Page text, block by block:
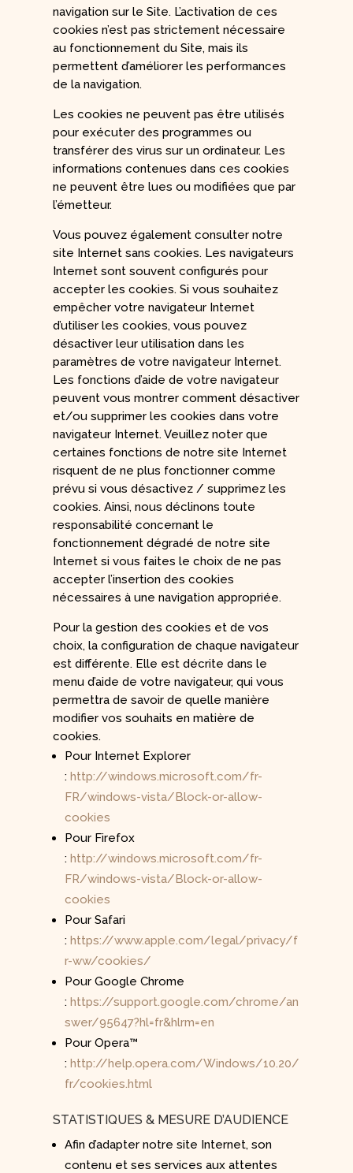
navigation sur le Site. L’activation de ces
cookies n’est pas strictement nécessaire
au fonctionnement du Site, mais ils
permettent d’améliorer les performances
de la navigation.
Les cookies ne peuvent pas être utilisés
pour exécuter des programmes ou
transférer des virus sur un ordinateur. Les
informations contenues dans ces cookies
ne peuvent être lues ou modifiées que par
l’émetteur.
Vous pouvez également consulter notre
site Internet sans cookies. Les navigateurs
Internet sont souvent configurés pour
accepter les cookies. Si vous souhaitez
empêcher votre navigateur Internet
d’utiliser les cookies, vous pouvez
désactiver leur utilisation dans les
paramètres de votre navigateur Internet.
Les fonctions d’aide de votre navigateur
peuvent vous montrer comment désactiver
et/ou supprimer les cookies dans votre
navigateur Internet. Veuillez noter que
certaines fonctions de notre site Internet
risquent de ne plus fonctionner comme
prévu si vous désactivez / supprimez les
cookies. Ainsi, nous déclinons toute
responsabilité concernant le
fonctionnement dégradé de notre site
Internet si vous faites le choix de ne pas
accepter l’insertion des cookies
nécessaires à une navigation appropriée.
Pour la gestion des cookies et de vos
choix, la configuration de chaque navigateur
est différente. Elle est décrite dans le
menu d’aide de votre navigateur, qui vous
permettra de savoir de quelle manière
modifier vos souhaits en matière de
cookies.
Pour Internet Explorer
:http://windows.microsoft.com/fr-
FR/windows-vista/Block-or-allow-
cookies
Pour Firefox
:http://windows.microsoft.com/fr-
FR/windows-vista/Block-or-allow-
cookies
Pour Safari
:https://www.apple.com/legal/privacy/f
r-ww/cookies/
Pour Google Chrome
:https://support.google.com/chrome/an
swer/95647?hl=fr&hlrm=en
Pour Opera™
:http://help.opera.com/Windows/10.20/
fr/cookies.html
STATISTIQUES & MESURE D’AUDIENCE
Afin d’adapter notre site Internet, son
contenu et ses services aux attentes